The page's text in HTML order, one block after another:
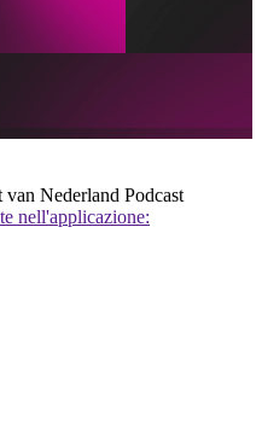
Nederland Podcast
nell'applicazione: